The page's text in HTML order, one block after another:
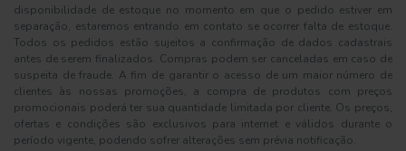
disponibilidade de estoque no momento em que o pedido estiver em
separação, estaremos entrando em contato se ocorrer falta de estoque.
Todos os pedidos estão sujeitos a confirmação de dados cadastrais
antes de serem finalizados. Compras podem ser canceladas em caso de
suspeita de fraude. A fim de garantir o acesso de um maior número de
clientes às nossas promoções, a compra de produtos com preços
promocionais poderá ter sua quantidade limitada por cliente. Os preços,
ofertas e condições são exclusivos para internet e válidos durante o
período vigente, podendo sofrer alterações sem prévia notificação.